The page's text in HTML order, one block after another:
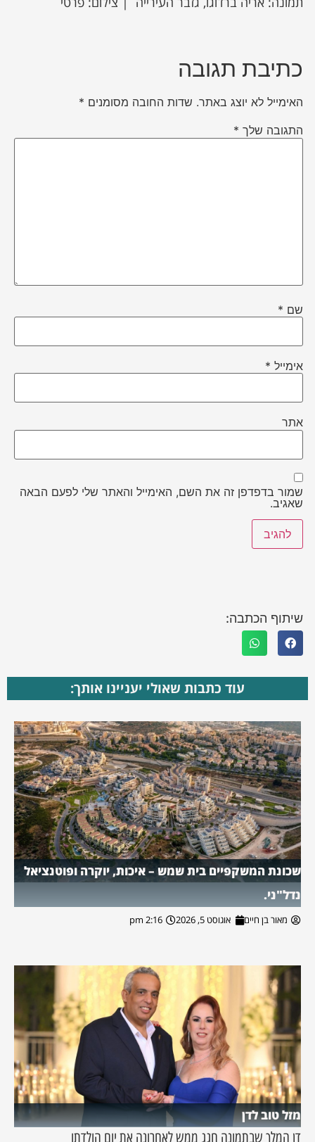
כתיבת תגובה
האימייל לא יוצג באתר. שדות החובה מסומנים *
התגובה שלך *
שם *
אימייל *
אתר
שמור בדפדפן זה את השם, האימייל והאתר שלי לפעם הבאה
שאגיב.
שיתוף הכתבה:
עוד כתבות שאולי יעניינו אותך:
שכונת המשקפיים בית שמש – איכות, יוקרה ופוטנציאל
נדל"ני.
מאור בן חיים אוגוסט 5, 2026 2:16 pm
מזל טוב לדן
דן המלך שבתמונה חגג ממש לאחרונה את יום הולדתו